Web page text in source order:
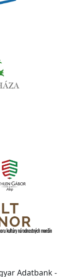
Adatbank -